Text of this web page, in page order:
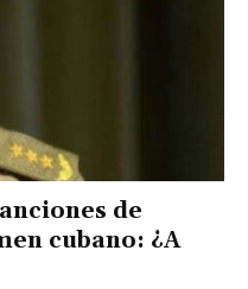
de
cubano: ¿A